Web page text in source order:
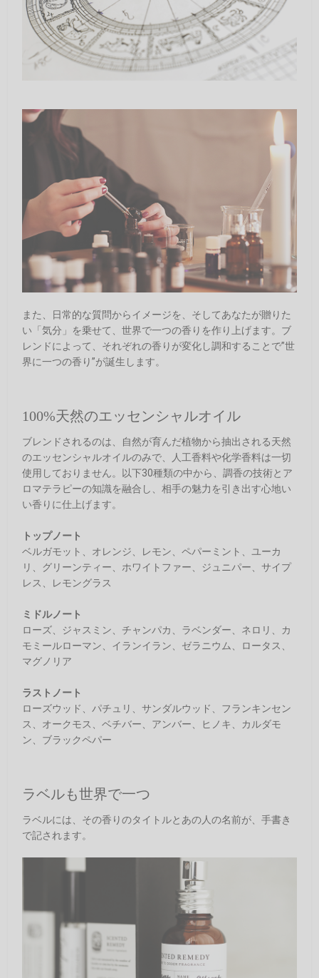
また、日常的な質問からイメージを、そしてあなたが贈りた
い「気分」を乗せて、世界で一つの香りを作り上げます。ブ
レンドによって、それぞれの香りが変化し調和することで”世
界に一つの香り”が誕生します。
100%天然のエッセンシャルオイル
ブレンドされるのは、自然が育んだ植物から抽出される天然
のエッセンシャルオイルのみで、人工香料や化学香料は一切
使用しておりません。以下30種類の中から、調香の技術とア
ロマテラピーの知識を融合し、相手の魅力を引き出す心地い
い香りに仕上げます。
トップノート
ベルガモット、オレンジ、レモン、ペパーミント、ユーカ
リ、グリーンティー、ホワイトファー、ジュニパー、サイプ
レス、レモングラス
ミドルノート
ローズ、ジャスミン、チャンパカ、ラベンダー、ネロリ、カ
モミールローマン、イランイラン、ゼラニウム、ロータス、
マグノリア
ラストノート
ローズウッド、パチュリ、サンダルウッド、フランキンセン
ス、オークモス、ベチバー、アンバー、ヒノキ、カルダモ
ン、ブラックペパー
ラベルも世界で一つ
ラベルには、その香りのタイトルとあの人の名前が、手書き
で記されます。